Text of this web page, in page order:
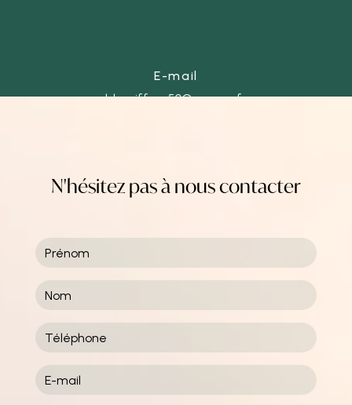
E-mail
ld-coiffure50@orange.fr
N'hésitez pas à nous contacter